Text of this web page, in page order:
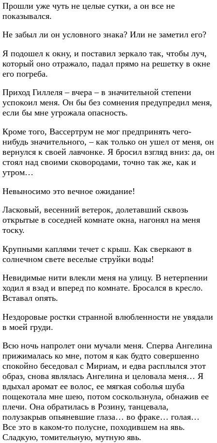
Прошли уже чуть не целые сутки, а он все не
показывался.
Не забыл ли oн условного знака? Или не заметил его?
Я подошел к окну, и поставил зеркало так, чтобы луч,
который оно отражало, падал прямо на решетку в окне
его погреба.
Приход Гиллеля – вчера – в значительной степени
успокоил меня. Он бы без сомнения предупредил меня,
если бы мне угрожала опасность.
Кроме того, Вассертрум не мог предпринять чего-
нибудь значительного, – как только он ушел от меня, он
вернулся к своей лавчонке. Я бросил взгляд вниз: да, он
стоял над своими сковородами, точно так же, как и
утром…
Невыносимо это вечное ожидание!
Ласковый, весенний ветерок, долетавший сквозь
открытые в соседней комнате окна, нагонял на меня
тоску.
Крупными каплями течет с крыш. Как сверкают в
солнечном свете веселые струйки воды!
Невидимые нити влекли меня на улицу. В нетерпении
ходил я взад и вперед по комнате. Бросался в кресло.
Вставал опять.
Нездоровые ростки странной влюбленности не увядали
в моей груди.
Всю ночь напролет они мучали меня. Сперва Ангелина
прижималась ко мне, потом я как будто совершенно
спокойно беседовал с Мириам, и едва расплылся этот
образ, снова являлась Ангелина и целовала меня… Я
вдыхал аромат ее волос, ее мягкая соболья шуба
пощекотала мне шею, потом соскользнула, обнажив ее
плечи. Она обратилась в Розину, танцевала,
полузакрыв опьяневшие глаза… во фраке… голая…
Все это в каком-то полусне, походившем на явь.
Сладкую, томительную, мутную явь.